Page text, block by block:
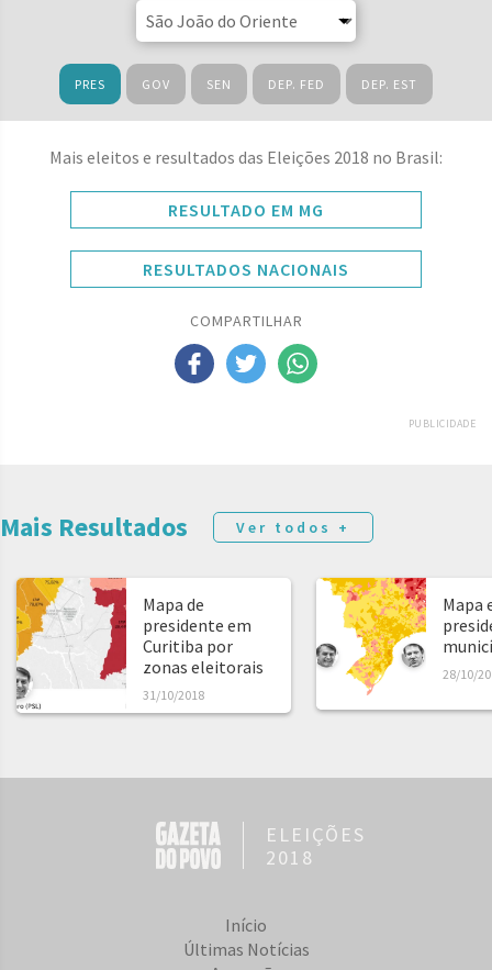
PRES GOV SEN DEP. FED DEP. EST
Mais eleitos e resultados das Eleições 2018 no Brasil:
RESULTADO EM MG
RESULTADOS NACIONAIS
COMPARTILHAR
PUBLICIDADE
Mais Resultados Ver todos +
Mapa de
presidente em
Curitiba por
zonas eleitorais
31/10/2018
Mapa
28/10/
ELEIÇÕES
2018
Início
Últimas Notícias